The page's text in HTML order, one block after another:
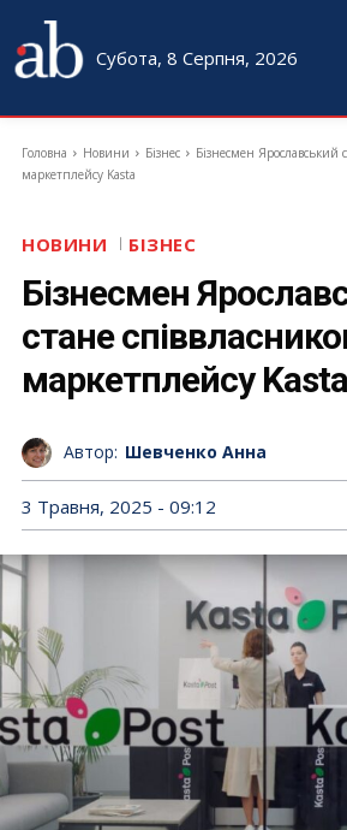
Субота, 8 Серпня, 2026
Головна Новини Бізнес
Бізнесмен Ярославський
маркетплейсу Kasta
НОВИНИ БІЗНЕС
Бізнесмен
стане
маркетплейсу Kasta
Автор: Шевченко Анна
3 Травня, 2025 - 09:12